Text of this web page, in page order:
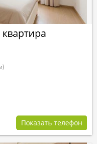
Показать телефон